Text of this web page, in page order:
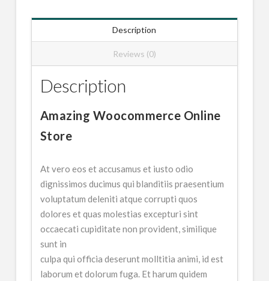
Description
Reviews (0)
Description
Amazing Woocommerce Online
Store
At vero eos et accusamus et iusto odio
dignissimos ducimus qui blanditiis praesentium
voluptatum deleniti atque corrupti quos
dolores et quas molestias excepturi sint
occaecati cupiditate non provident, similique
sunt in
culpa qui officia deserunt molltitia animi, id est
laborum et dolorum fuga. Et harum quidem